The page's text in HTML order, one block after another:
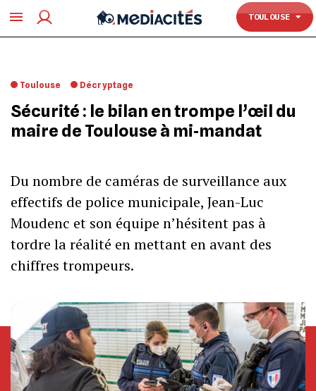
TOULOUSE
TOULOUSE
Toulouse Décryptage
Sécurité : le bilan en trompe l’œil du
maire de Toulouse à mi‐mandat
Du nombre de caméras de surveillance aux
effectifs de police municipale, Jean-Luc
Moudenc et son équipe n’hésitent pas à
tordre la réalité en mettant en avant des
chiffres trompeurs.